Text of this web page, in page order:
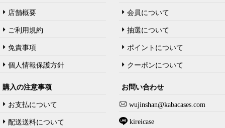
店舗概要
ご利用規約
免責事項
個人情報保護方針
会員について
抽選について
ポイントについて
クーポンについて
購入の注意事项
お支払について
配送送料について
お問い合わせ
wujinshan@kabacases.com
kireicase